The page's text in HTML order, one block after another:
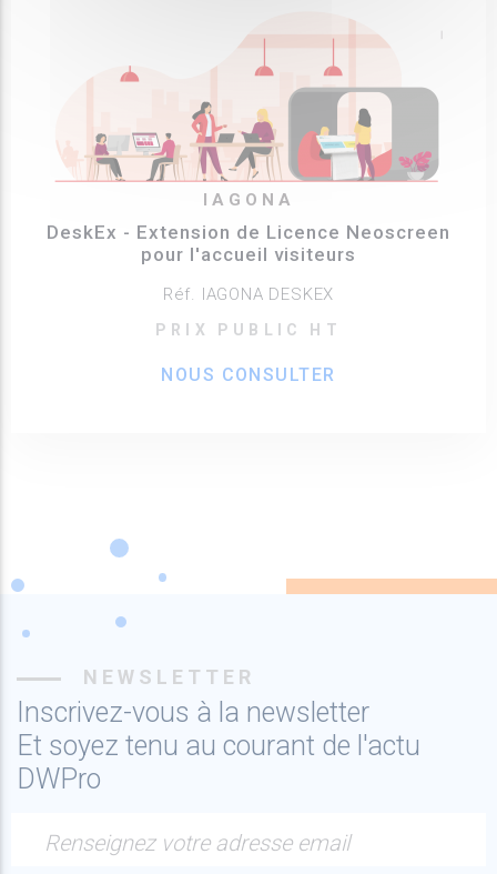
IAGONA
DeskEx - Extension de Licence Neoscreen
pour l'accueil visiteurs
Réf. IAGONA DESKEX
PRIX PUBLIC HT
NOUS CONSULTER
NEWSLETTER
Inscrivez-vous à la newsletter
Et soyez tenu au courant de l'actu
DWPro
Renseignez votre adresse email